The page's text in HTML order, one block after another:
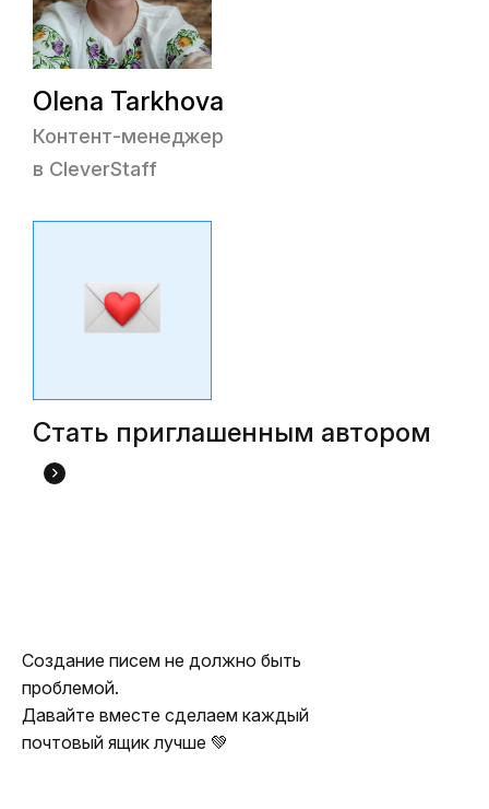
Olena Tarkhova
Контент-менеджер
в CleverStaff
Стать приглашенным автором
Создание писем не должно быть
проблемой.
Давайте вместе сделаем каждый
почтовый ящик лучше 💚